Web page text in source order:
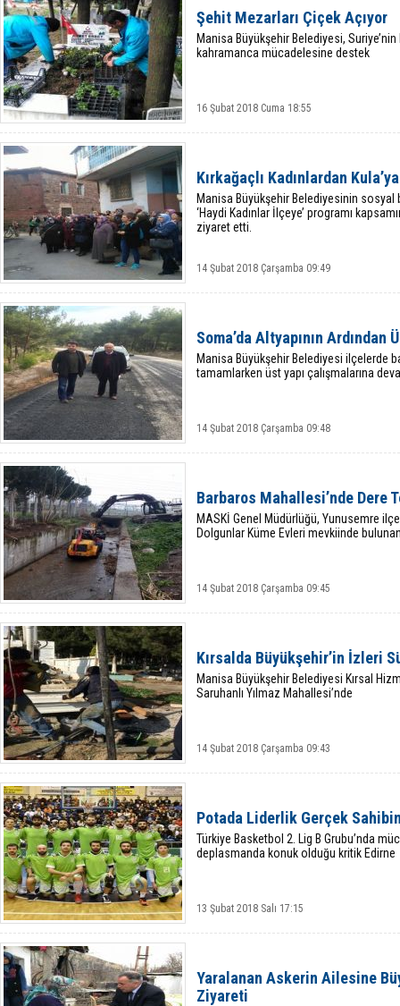
Şehit Mezarları Çiçek Açıyor
Manisa Büyükşehir Belediyesi,
kahramanca mücadelesine destek
16 Şubat 2018 Cuma 18:55
Kırkağaçlı Kadınlardan
Manisa Büyükşehir Belediyesinin
‘Haydi Kadınlar İlçeye’ programı
ziyaret etti.
14 Şubat 2018 Çarşamba 09:49
Soma’da Altyapının Ardından
Manisa Büyükşehir Belediyesi ilçelerde
tamamlarken üst yapı çalışmalarına
14 Şubat 2018 Çarşamba 09:48
Barbaros Mahallesi’nde Dere
MASKİ Genel Müdürlüğü, Yunusemre
Dolgunlar Küme Evleri mevkiinde
14 Şubat 2018 Çarşamba 09:45
Kırsalda Büyükşehir’in İzleri
Manisa Büyükşehir Belediyesi Kırsal
Saruhanlı Yılmaz Mahallesi’nde
14 Şubat 2018 Çarşamba 09:43
Potada Liderlik Gerçek
Türkiye Basketbol 2. Lig B Grubu’nda
deplasmanda konuk olduğu kritik Edirne
13 Şubat 2018 Salı 17:15
Yaralanan Askerin Ailesine
Ziyareti